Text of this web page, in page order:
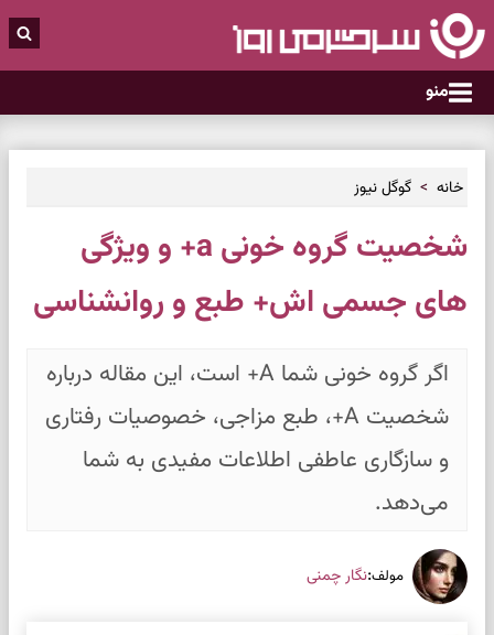
منو
خانه گوگل نیوز
شخصیت گروه خونی a+ و ویژگی
های جسمی اش+ طبع و روانشناسی
اگر گروه خونی شما A+ است، این مقاله درباره
شخصیت A+، طبع مزاجی، خصوصیات رفتاری
و سازگاری عاطفی اطلاعات مفیدی به شما
می‌دهد.
مولف:نگار چمنی